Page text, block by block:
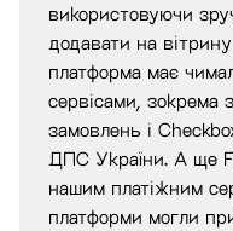
використовуючи
додавати на
платформа має
сервісами, зокрема
замовлень і
ДПС України. А ще
нашим платіжним
платформи могли